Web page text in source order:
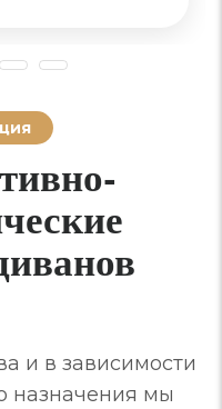
и в зависимости
назначения мы